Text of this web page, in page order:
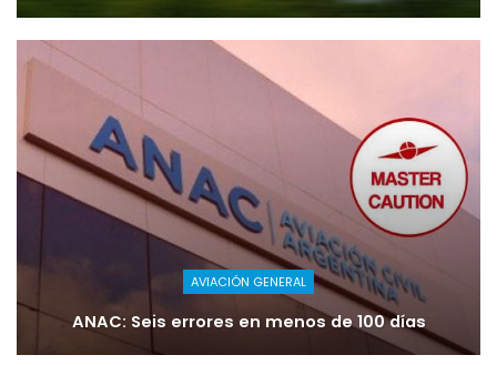
AVIACIÓN GENERAL
ANAC: Seis errores en menos de 100 días